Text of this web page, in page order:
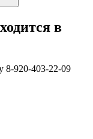
в
8-920-403-22-09